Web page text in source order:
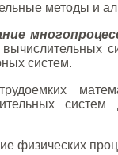
методы и
систем.
физических